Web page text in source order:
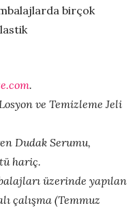
birçok
.
ve Temizleme Jeli
Dudak Serumu,
hariç.
üzerinde yapılan
çalışma (Temmuz